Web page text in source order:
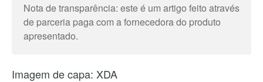
Nota de transparência: este é um artigo feito através
de parceria paga com a fornecedora do produto
apresentado.
Imagem de capa: XDA